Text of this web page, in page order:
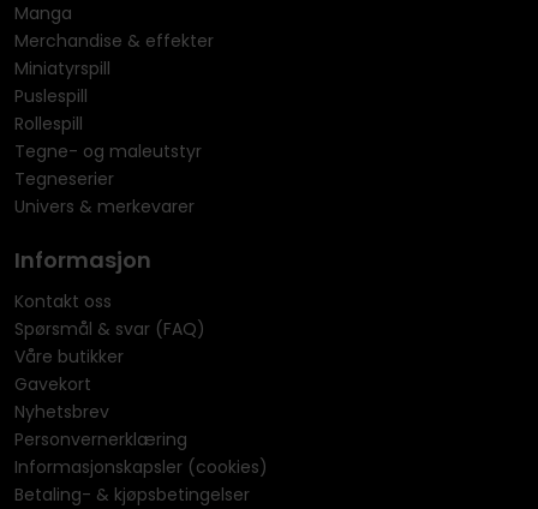
Manga
Merchandise & effekter
Miniatyrspill
Puslespill
Rollespill
Tegne- og maleutstyr
Tegneserier
Univers & merkevarer
Informasjon
Kontakt oss
Spørsmål & svar (FAQ)
Våre butikker
Gavekort
Nyhetsbrev
Personvernerklæring
Informasjonskapsler (cookies)
Betaling- & kjøpsbetingelser